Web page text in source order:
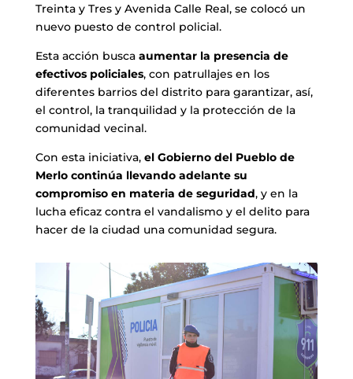
Treinta y Tres y Avenida Calle Real, se colocó un
nuevo puesto de control policial.
Esta acción buscaaumentar la presencia de
efectivos policiales, con patrullajes en los
diferentes barrios del distrito para garantizar, así,
el control, la tranquilidad y la protección de la
comunidad vecinal.
Con esta iniciativa, el Gobierno del Pueblo de
Merlo continúa llevando adelante su
compromiso en materia de seguridad, y en la
lucha eficaz contra el vandalismo y el delito para
hacer de la ciudad una comunidad segura.